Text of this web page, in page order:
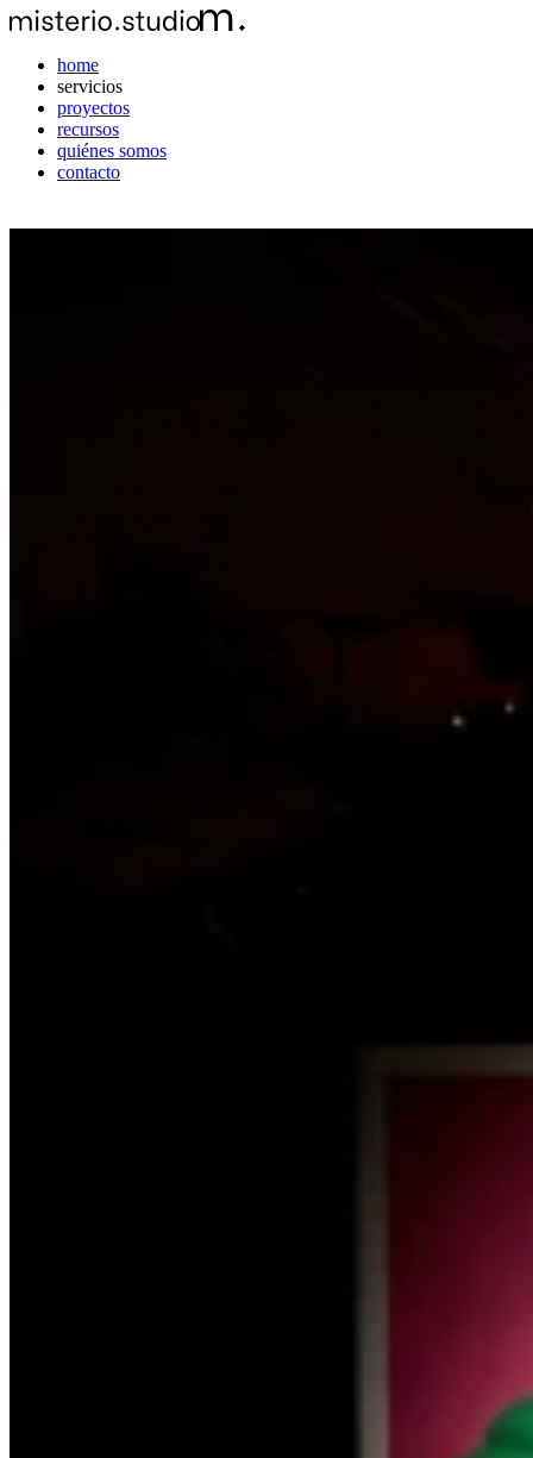
home
servicios
proyectos
recursos
quiénes somos
contacto